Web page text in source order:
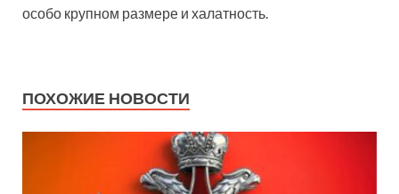
особо крупном размере и халатность.
ПОХОЖИЕ НОВОСТИ